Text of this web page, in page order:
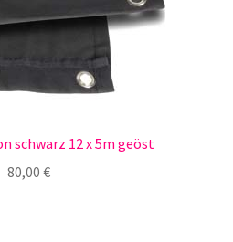
schwarz 12 x 5m geöst
80,00 €